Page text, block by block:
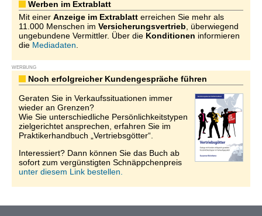
Werben im Extrablatt
Mit einer Anzeige im Extrablatt erreichen Sie mehr als
11.000 Menschen im Versicherungsvertrieb , überwiegend
ungebundene Vermittler. Über die Konditionen informieren
die Mediadaten
WERBUNG
Noch erfolgreicher Kundengespräche führen
Geraten Sie in Verkaufssituationen immer
wieder an Grenzen?
Wie Sie unterschiedliche Persönlichkeitstypen
zielgerichtet ansprechen, erfahren Sie im
Praktikerhandbuch „Vertriebsgötter“.
Interessiert? Dann können Sie das Buch ab
sofort zum vergünstigten Schnäppchenpreis
unter diesem Link bestellen.